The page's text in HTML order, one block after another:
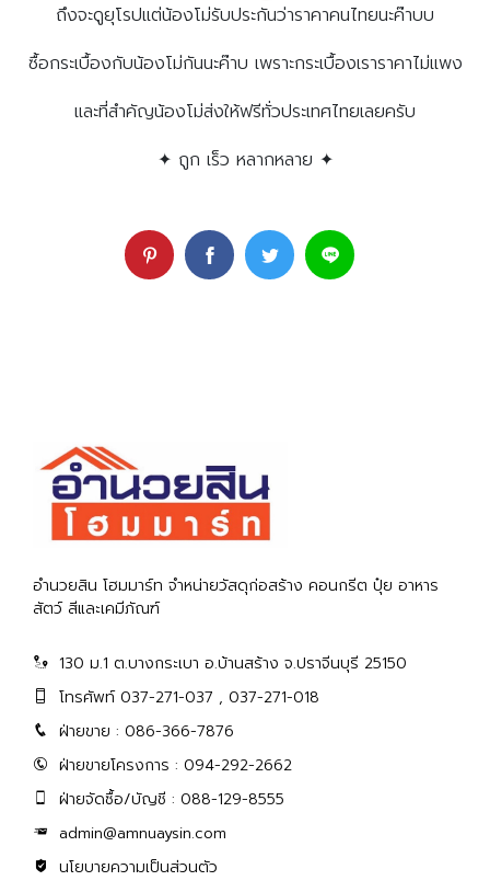
ถึงจะดูยุโรปแต่น้องโม่รับประกันว่าราคาคนไทยนะค๊าบบ
ซื้อกระเบื้องกับน้องโม่กันนะค๊าบ เพราะกระเบื้องเราราคาไม่แพง
และที่สำคัญน้องโม่ส่งให้ฟรีทั่วประเทศไทยเลยครับ
✦ ถูก เร็ว หลากหลาย ✦
อำนวยสิน โฮมมาร์ท จำหน่ายวัสดุก่อสร้าง คอนกรีต ปุ๋ย อาหาร
สัตว์ สีและเคมีภัณฑ์
130 ม.1 ต.บางกระเบา อ.บ้านสร้าง จ.ปราจีนบุรี 25150
โทรศัพท์ 037-271-037 , 037-271-018
ฝ่ายขาย : 086-366-7876
ฝ่ายขายโครงการ : 094-292-2662
ฝ่ายจัดซื้อ/บัญชี : 088-129-8555
admin@amnuaysin.com
นโยบายความเป็นส่วนตัว